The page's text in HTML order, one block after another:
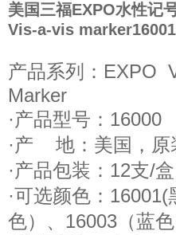
美国三福EXPO水性记
Vis-a-vis marker16001
产品系列：EXPO
Marker
·产品型号：16000
·产 地：美国，原
·产品包装：12支/盒
·可选颜色：
色）、16003（蓝